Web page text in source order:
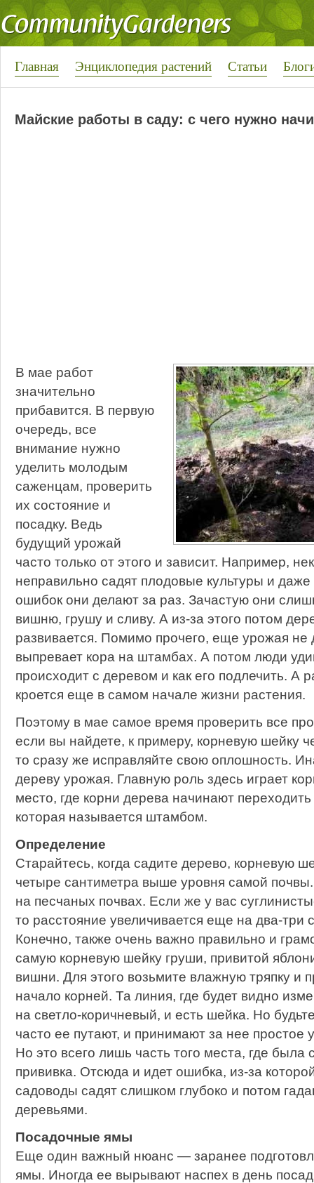
Главная Энциклопедия растений Статьи
Майские работы в саду: с чего нужно
В мае работ
значительно
прибавится. В первую
очередь, все
внимание нужно
уделить молодым
саженцам, проверить
их состояние и
посадку. Ведь
будущий урожай
часто только от этого и зависит. Например,
неправильно садят плодовые культуры и
ошибок они делают за раз. Зачастую они
вишню, грушу и сливу. А из-за этого потом
развивается. Помимо прочего, еще урожая не
выпревает кора на штамбах. А потом люди
происходит с деревом и как его подлечить. А
кроется еще в самом начале жизни растения.
Поэтому в мае самое время проверить все
если вы найдете, к примеру, корневую шейку
то сразу же исправляйте свою оплошность.
дереву урожая. Главную роль здесь играет
место, где корни дерева начинают
которая называется штамбом.
Определение
Старайтесь, когда садите дерево, корневую
четыре сантиметра выше уровня самой почвы.
на песчаных почвах. Если же у вас
то расстояние увеличивается еще на два-три
Конечно, также очень важно правильно и
самую корневую шейку груши, привитой
вишни. Для этого возьмите влажную тряпку и
начало корней. Та линия, где будет видно
на светло-коричневый, и есть шейка. Но
часто ее путают, и принимают за нее
Но это всего лишь часть того места, где была
прививка. Отсюда и идет ошибка, из-за
садоводы садят слишком глубоко и потом
деревьями.
Посадочные ямы
Еще один важный нюанс — заранее
ямы. Иногда ее вырывают наспех в день